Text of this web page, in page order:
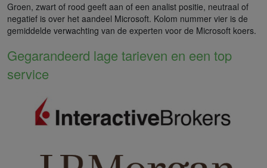
Groen, zwart of rood geeft aan of een analist positie, neutraal of
negatief is over het aandeel Microsoft. Kolom nummer vier is de
gemiddelde verwachting van de experten voor de Microsoft koers.
Gegarandeerd lage tarieven en een top
service